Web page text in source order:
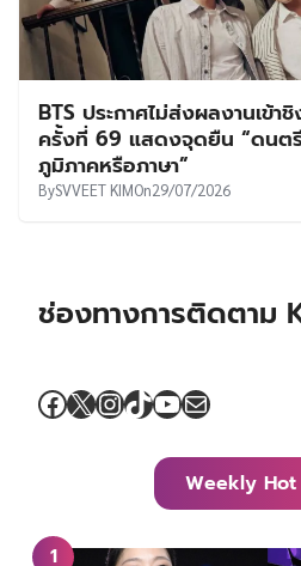
BTS ประกาศไม่ส่งผลงานเข้า
ครั้งที่ 69 แสดงจุดยืน “ดนต
ภูมิภาคหรือภาษา”
BySVVEET KIMOn29/07/2026
ช่องทางการติดตาม
Facebook
X Instagram
TikTok
YouTube
Mail
Weekly Hot